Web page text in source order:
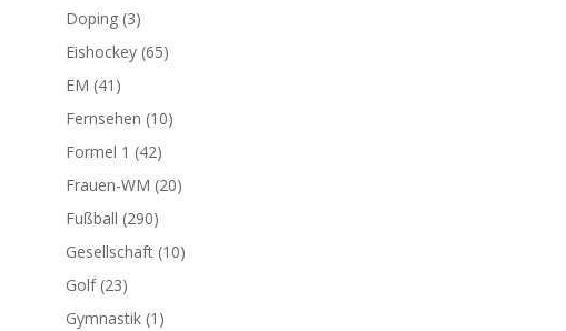
Doping(3)
Eishockey(65)
EM (41)
Fernsehen (10)
Formel 1 (42)
Frauen-WM (20)
Fußball (290)
Gesellschaft(10)
Golf(23)
Gymnastik(1)